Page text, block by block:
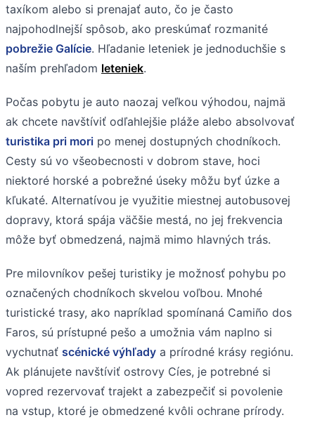
taxíkom alebo si prenajať auto, čo je často
najpohodlnejší spôsob, ako preskúmať rozmanité
pobrežie Galície. Hľadanie leteniek je jednoduchšie s
naším prehľadom leteniek.
Počas pobytu je auto naozaj veľkou výhodou, najmä
ak chcete navštíviť odľahlejšie pláže alebo absolvovať
turistika pri mori po menej dostupných chodníkoch.
Cesty sú vo všeobecnosti v dobrom stave, hoci
niektoré horské a pobrežné úseky môžu byť úzke a
kľukaté. Alternatívou je využitie miestnej autobusovej
dopravy, ktorá spája väčšie mestá, no jej frekvencia
môže byť obmedzená, najmä mimo hlavných trás.
Pre milovníkov pešej turistiky je možnosť pohybu po
označených chodníkoch skvelou voľbou. Mnohé
turistické trasy, ako napríklad spomínaná Camiño dos
Faros, sú prístupné pešo a umožnia vám naplno si
vychutnať scénické výhľady a prírodné krásy regiónu.
Ak plánujete navštíviť ostrovy Cíes, je potrebné si
vopred rezervovať trajekt a zabezpečiť si povolenie
na vstup, ktoré je obmedzené kvôli ochrane prírody.